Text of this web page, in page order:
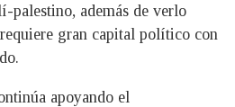
palestino, además de verlo
gran capital político con
apoyando el